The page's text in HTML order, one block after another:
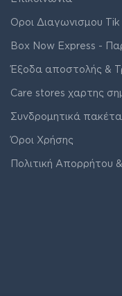
Οροι Διαγωνισμου Tik
Box Now Express -
Έξοδα αποστολής &
Care stores χαρτης
Συνδρομητικά
Όροι Χρήσης
Πολιτική Απορρήτου